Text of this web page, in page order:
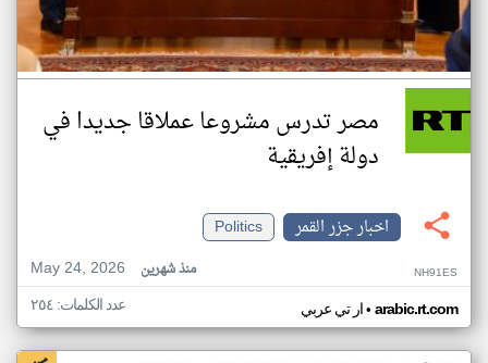
مصر تدرس مشروعا عملاقا جديدا في
دولة إفريقية
اخبار جزر القمر
Politics
May 24, 2026
منذ شهرين NH91ES
ار تي عربي• arabic.rt.com عدد الكلمات: ٢٥٤